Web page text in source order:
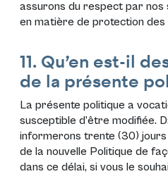
assurons du respect par
en matière de protection des
11. Qu’en est-il
de la présente
La présente politique a
susceptible d’être modifiée.
informerons trente (30) jours
de la nouvelle Politique de
dans ce délai, si vous le